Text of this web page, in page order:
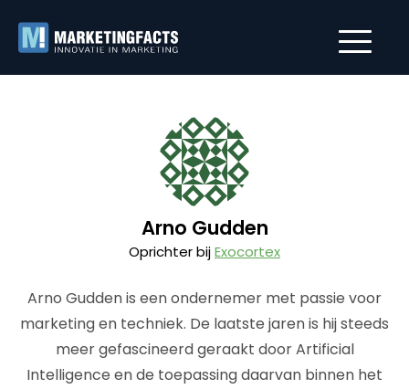
Arno Gudden
Oprichter bijExocortex
Arno Gudden is een ondernemer met passie voor
marketing en techniek. De laatste jaren is hij steeds
meer gefascineerd geraakt door Artificial
Intelligence en de toepassing daarvan binnen het